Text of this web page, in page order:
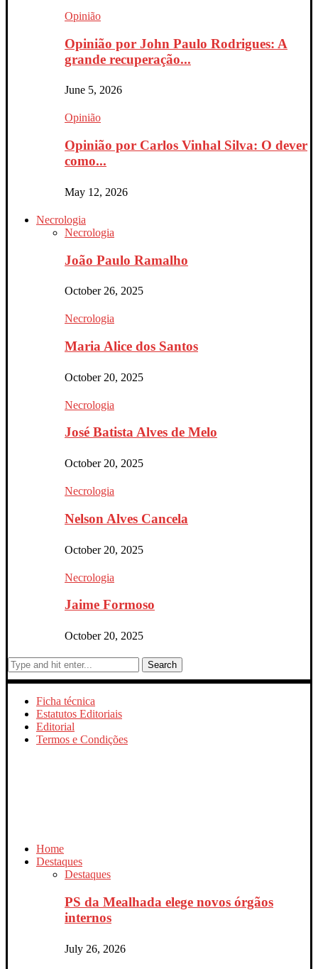
Opinião
Opinião por John Paulo Rodrigues: A
grande recuperação...
June 5, 2026
Opinião
Opinião por Carlos Vinhal Silva: O dever
como...
May 12, 2026
Necrologia
Necrologia
João Paulo Ramalho
October 26, 2025
Necrologia
Maria Alice dos Santos
October 20, 2025
Necrologia
José Batista Alves de Melo
October 20, 2025
Necrologia
Nelson Alves Cancela
October 20, 2025
Necrologia
Jaime Formoso
October 20, 2025
Search
Ficha técnica
Estatutos Editoriais
Editorial
Termos e Condições
Home
Destaques
Destaques
PS da Mealhada elege novos órgãos
internos
July 26, 2026